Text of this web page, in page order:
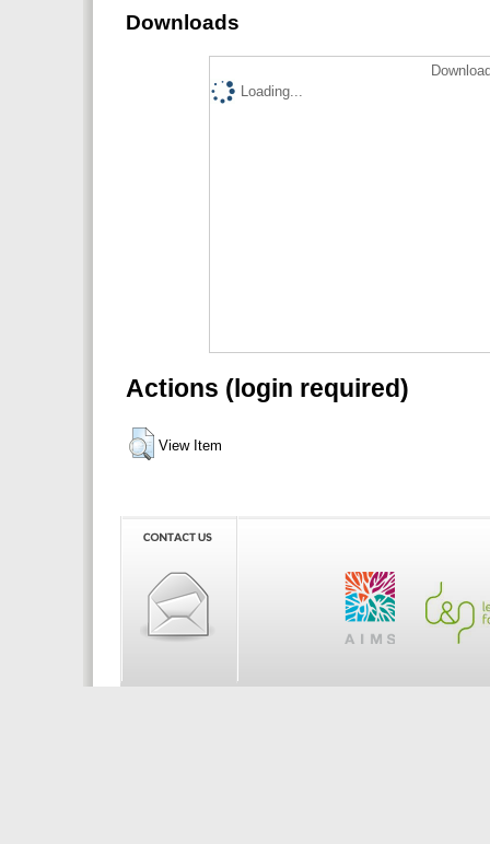
Downloads
Loading...
Actions (login required)
View Item